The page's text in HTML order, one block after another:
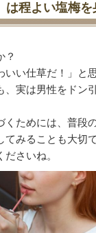
程よい塩梅を
？
いい仕草だ！」と
、実は男性をドン
くためには、普段
てみることも大切で
さいね。